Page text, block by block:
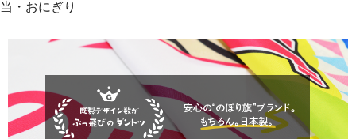
当・おにぎり